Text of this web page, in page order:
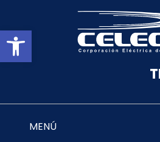
Abrir barra de
MENÚ